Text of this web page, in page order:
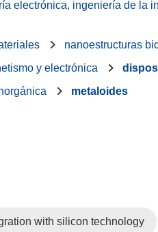
electrónica, ingeniería de la
nanoestructuras
y electrónica
metaloides
with silicon technology